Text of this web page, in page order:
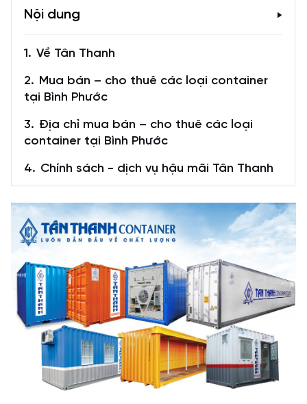
Nội dung
Về Tân Thanh
Mua bán – cho thuê các loại container
tại Bình Phước
Địa chỉ mua bán – cho thuê các loại
container tại Bình Phước
Chính sách - dịch vụ hậu mãi Tân Thanh